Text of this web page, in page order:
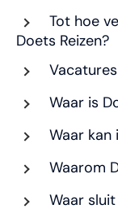
Tot hoe
Doets Reizen?
Waar is
Waar kan
Waarom
Waar